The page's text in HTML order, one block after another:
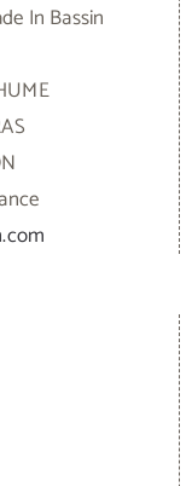
In Bassin